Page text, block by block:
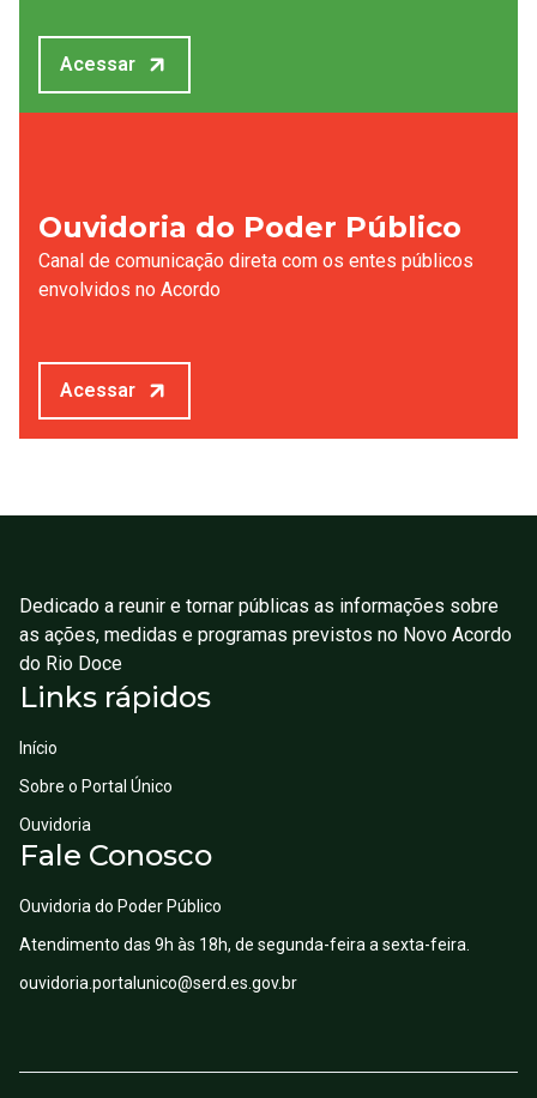
Acessar
Ouvidoria do Poder Público
Canal de comunicação direta com os entes públicos
envolvidos no Acordo
Acessar
Dedicado a reunir e tornar públicas as informações sobre
as ações, medidas e programas previstos no Novo Acordo
do Rio Doce
Links rápidos
Início
Sobre o Portal Único
Ouvidoria
Fale Conosco
Ouvidoria do Poder Público
Atendimento das 9h às 18h, de segunda-feira a sexta-feira.
ouvidoria.portalunico@serd.es.gov.br